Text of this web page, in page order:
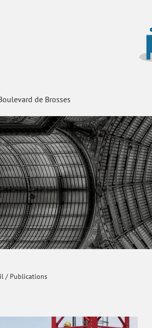
de Brosses
/ Publications